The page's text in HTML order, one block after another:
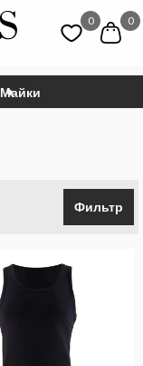
0 0
Майки
Фильтр